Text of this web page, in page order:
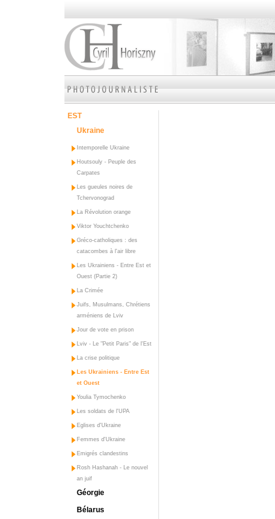
EST
Ukraine
Intemporelle Ukraine
Houtsouly - Peuple des
Carpates
Les gueules noires de
Tchervonograd
La Révolution orange
Viktor Youchtchenko
Gréco-catholiques : des
catacombes à l'air libre
Les Ukrainiens - Entre Est et
Ouest (Partie 2)
La Crimée
Juifs, Musulmans, Chrétiens
arméniens de Lviv
Jour de vote en prison
Lviv - Le "Petit Paris" de l'Est
La crise politique
Les Ukrainiens - Entre Est
et Ouest
Youlia Tymochenko
Les soldats de l'UPA
Eglises d'Ukraine
Femmes d'Ukraine
Emigrés clandestins
Rosh Hashanah - Le nouvel
an juif
Géorgie
Bélarus